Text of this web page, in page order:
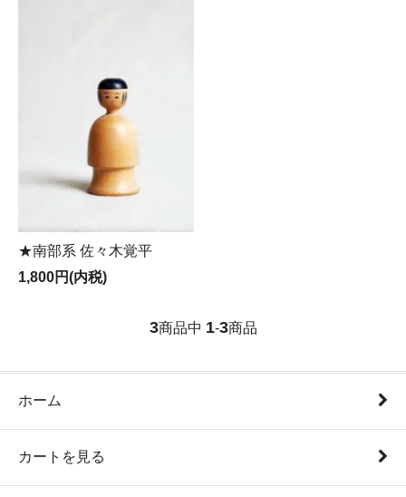
★南部系 佐々木覚平
1,800円(内税)
3商品中 1-3商品
ホーム
カートを見る